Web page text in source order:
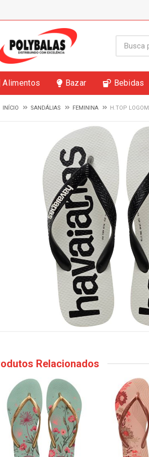
Alimentos Bazar Bebidas
INÍCIO SANDÁLIAS FEMININA H.TOP
Relacionados